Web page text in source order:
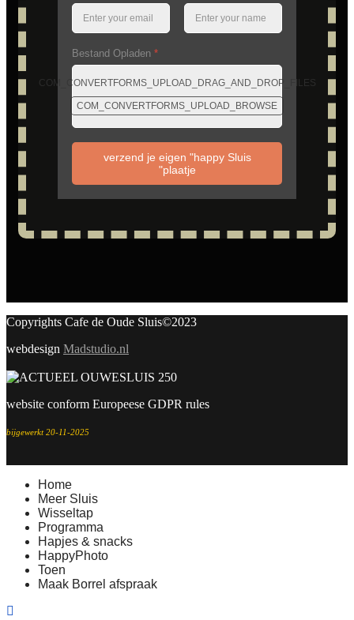
Bestand Opladen *
COM_CONVERTFORMS_UPLOAD_DRAG_AND_DROP_FILES
COM_CONVERTFORMS_UPLOAD_BROWSE
verzend je eigen "happy Sluis
"plaatje
Copyrights Cafe de Oude Sluis©2023
webdesign Madstudio.nl
website conform Europeese GDPR rules
bijgewerkt 20-11-2025
Home
Meer Sluis
Wisseltap
Programma
Hapjes & snacks
HappyPhoto
Toen
Maak Borrel afspraak